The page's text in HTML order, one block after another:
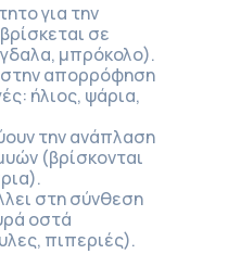
για την
σε
μπρόκολο).
απορρόφηση
ήλιος, ψάρια,
την ανάπλαση
(βρίσκονται
στη σύνθεση
οστά
πιπεριές).